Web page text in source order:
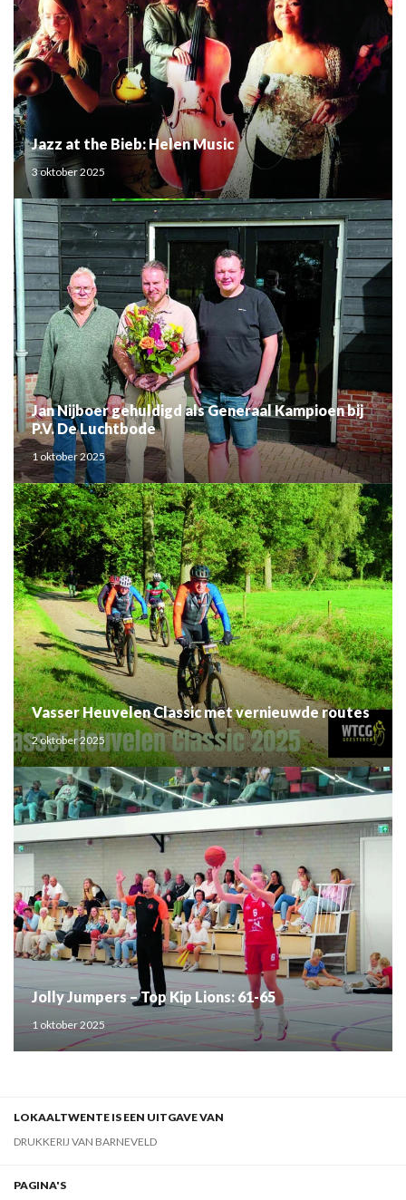
Jazz at the Bieb: Helen Music
3 oktober 2025
Jan Nijboer gehuldigd als Generaal Kampioen bij
P.V. De Luchtbode
1 oktober 2025
Vasser Heuvelen Classic met vernieuwde routes
2 oktober 2025
Jolly Jumpers – Top Kip Lions: 61-65
1 oktober 2025
LOKAALTWENTE IS EEN UITGAVE VAN
DRUKKERIJ VAN BARNEVELD
PAGINA'S